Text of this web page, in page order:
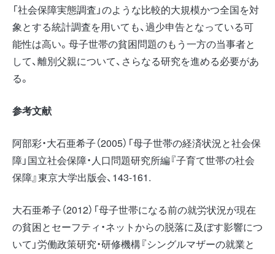
「社会保障実態調査」のような比較的大規模かつ全国を対
象とする統計調査を用いても、過少申告となっている可
能性は高い。母子世帯の貧困問題のもう一方の当事者と
して、離別父親について、さらなる研究を進める必要があ
る。
参考文献
阿部彩・大石亜希子（2005）「母子世帯の経済状況と社会保
障」国立社会保障・人口問題研究所編『子育て世帯の社会
保障』東京大学出版会、143-161.
大石亜希子（2012）「母子世帯になる前の就労状況が現在
の貧困とセーフティ・ネットからの脱落に及ぼす影響につ
いて」労働政策研究・研修機構『シングルマザーの就業と